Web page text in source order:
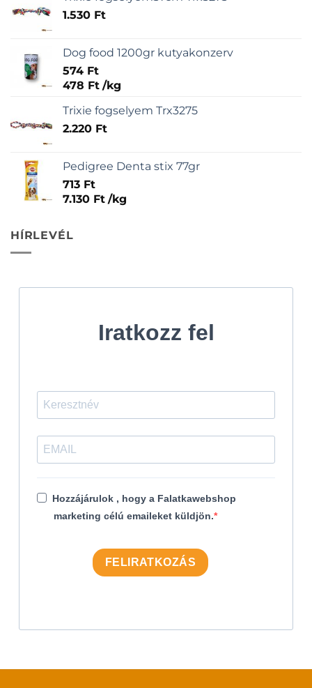
1.530 Ft
Dog food 1200gr kutyakonzerv
574 Ft
478 Ft /kg
Trixie fogselyem Trx3275
2.220 Ft
Pedigree Denta stix 77gr
713 Ft
7.130 Ft /kg
HÍRLEVÉL
Iratkozz fel
Hozzájárulok , hogy a Falatkawebshop
marketing célú emaileket küldjön.
FELIRATKOZÁS